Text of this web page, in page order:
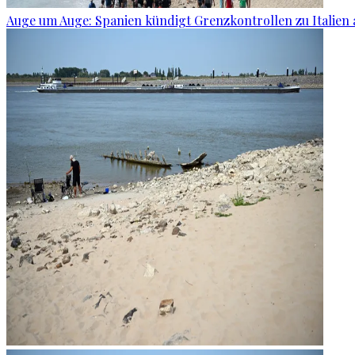
Auge um Auge: Spanien kündigt Grenzkontrollen zu Italien